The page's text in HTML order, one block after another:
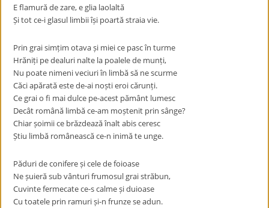
E flamură de zare, e glia laolaltă
Și tot ce-i glasul limbii își poartă straia vie.
Prin grai simțim otava și miei ce pasc în turme
Hrăniți pe dealuri nalte la poalele de munți,
Nu poate nimeni veciuri în limbă să ne scurme
Căci apărată este de-ai noști eroi cărunți.
Ce grai o fi mai dulce pe-acest pământ lumesc
Decât română limbă ce-am moștenit prin sânge?
Chiar șoimii ce brăzdează înalt abis ceresc
Știu limbă românească ce-n inimă te unge.
Păduri de conifere și cele de foioase
Ne șuieră sub vânturi frumosul grai străbun,
Cuvinte fermecate ce-s calme și duioase
Cu toatele prin ramuri și-n frunze se adun.